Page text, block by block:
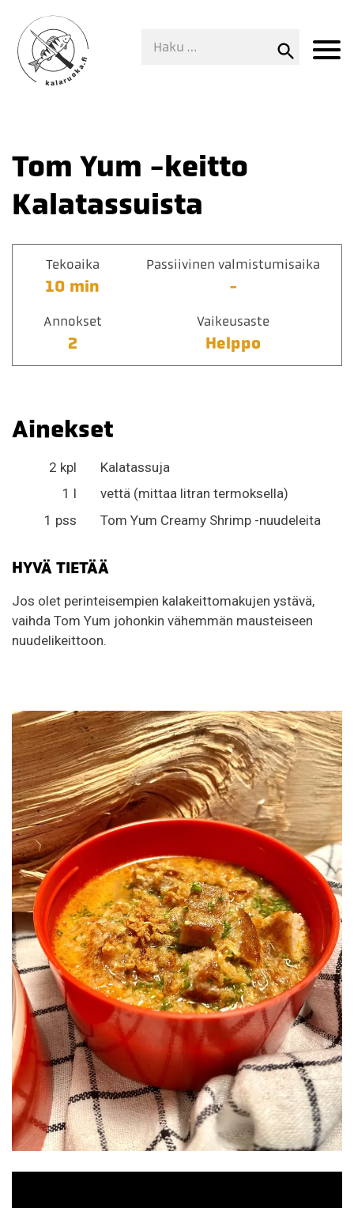
Tom Yum -keitto
Kalatassuista
Tekoaika
10 min
Passiivinen valmistumisaika
-
Annokset
2
Vaikeusaste
Helppo
Ainekset
2 kpl
Kalatassuja
1 l
vettä (mittaa litran termoksella)
1 pss
Tom Yum Creamy Shrimp -nuudeleita
HYVÄ TIETÄÄ
Jos olet perinteisempien kalakeittomakujen ystävä,
vaihda Tom Yum johonkin vähemmän mausteiseen
nuudelikeittoon.